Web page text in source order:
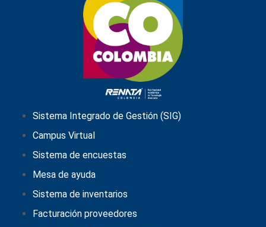
Sistema Integrado de Gestión (SIG)
Campus Virtual
Sistema de encuestas
Mesa de ayuda
Sistema de inventarios
Facturación proveedores